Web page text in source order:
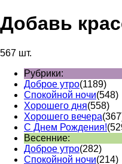
Добавь
567 шт.
Рубрики:
Доброе утро(1189)
Спокойной ночи(548)
Хорошего дня(558)
Хорошего вечера
С Днем Рождения!
Весенние:
Доброе утро(282)
Спокойной ночи(214)